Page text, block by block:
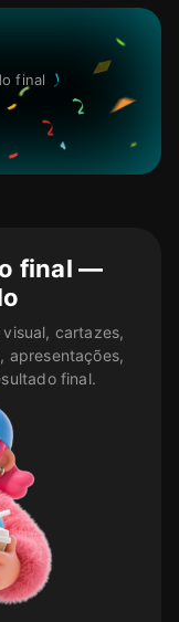
Turbo
scenarios
de marca
de pôster
commerce
e colaterais
do produto
para redes
final
final —
cartazes,
apresentações,
final.